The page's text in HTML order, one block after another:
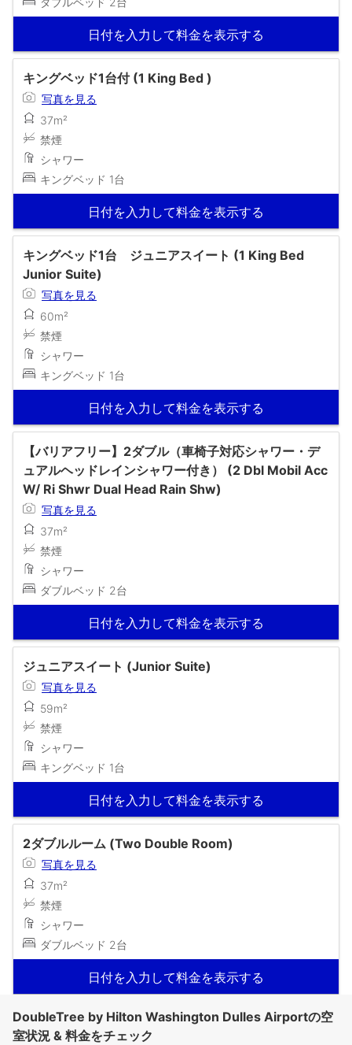
日付を入力して料金を表示する
キングベッド1台付 (1 King Bed )
写真を見る
37m²
禁煙
シャワー
キングベッド 1台
日付を入力して料金を表示する
キングベッド1台 ジュニアスイート (1 King Bed
Junior Suite)
写真を見る
60m²
禁煙
シャワー
キングベッド 1台
日付を入力して料金を表示する
【バリアフリー】2ダブル（車椅子対応シャワー・デ
ュアルヘッドレインシャワー付き） (2 Dbl Mobil Acc
W/ Ri Shwr Dual Head Rain Shw)
写真を見る
37m²
禁煙
シャワー
ダブルベッド 2台
日付を入力して料金を表示する
ジュニアスイート (Junior Suite)
写真を見る
59m²
禁煙
シャワー
キングベッド 1台
日付を入力して料金を表示する
2ダブルルーム (Two Double Room)
写真を見る
37m²
禁煙
シャワー
ダブルベッド 2台
日付を入力して料金を表示する
DoubleTree by Hilton Washington Dulles Airportの空
室状況 & 料金をチェック